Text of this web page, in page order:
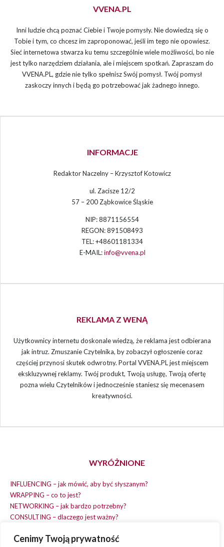
Cenimy Twoją prywatność
VVENA.PL
Inni ludzie chcą poznać Ciebie i Twoje pomysły. Nie dowiedzą się o
Tobie i tym, co chcesz im zaproponować, jeśli im tego nie opowiesz.
Sieć internetowa stwarza ku temu szczególnie wiele możliwości, bo nie
jest tylko narzędziem działania, ale i miejscem spotkań. Zapraszam do
VVENA.PL, gdzie nie tylko spełnisz Swój pomysł. Twój pomysł
zaskoczy innych i będą go potrzebować jak żadnego innego.
INFORMACJE
Redaktor Naczelny – Krzysztof Kotowicz
ul. Zacisze 12/2
57 – 200 Ząbkowice Śląskie
NIP: 8871156554
REGON: 891508493
TEL: +48601181334
E-MAIL:info@vvena.pl
REKLAMA Z WENĄ
Użytkownicy internetu doskonale wiedzą, że reklama jest odbierana
jak intruz. Zmuszanie Czytelnika, by zobaczył ogłoszenie coraz
częściej przynosi skutek odwrotny. Portal VVENA.PL jest miejscem
ekskluzywnej reklamy. Twój produkt, Twoją usługę, Twoją ofertę
pozna wielu Czytelników i jednocześnie staniesz się mecenasem
kreatywności.
WYRÓŻNIONE
INFLUENCING – jak mówić, aby być słyszanym?
WRAPPING – co to jest?
NETWORKING – jak bardzo potrzebny?
CONSULTING – dlaczego jest ważny?
EARNING – jak zarobić na dobrym pomyśle?